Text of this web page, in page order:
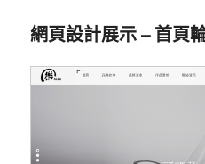
網頁設計展示 – 首頁